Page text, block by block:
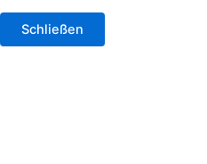
Schließen